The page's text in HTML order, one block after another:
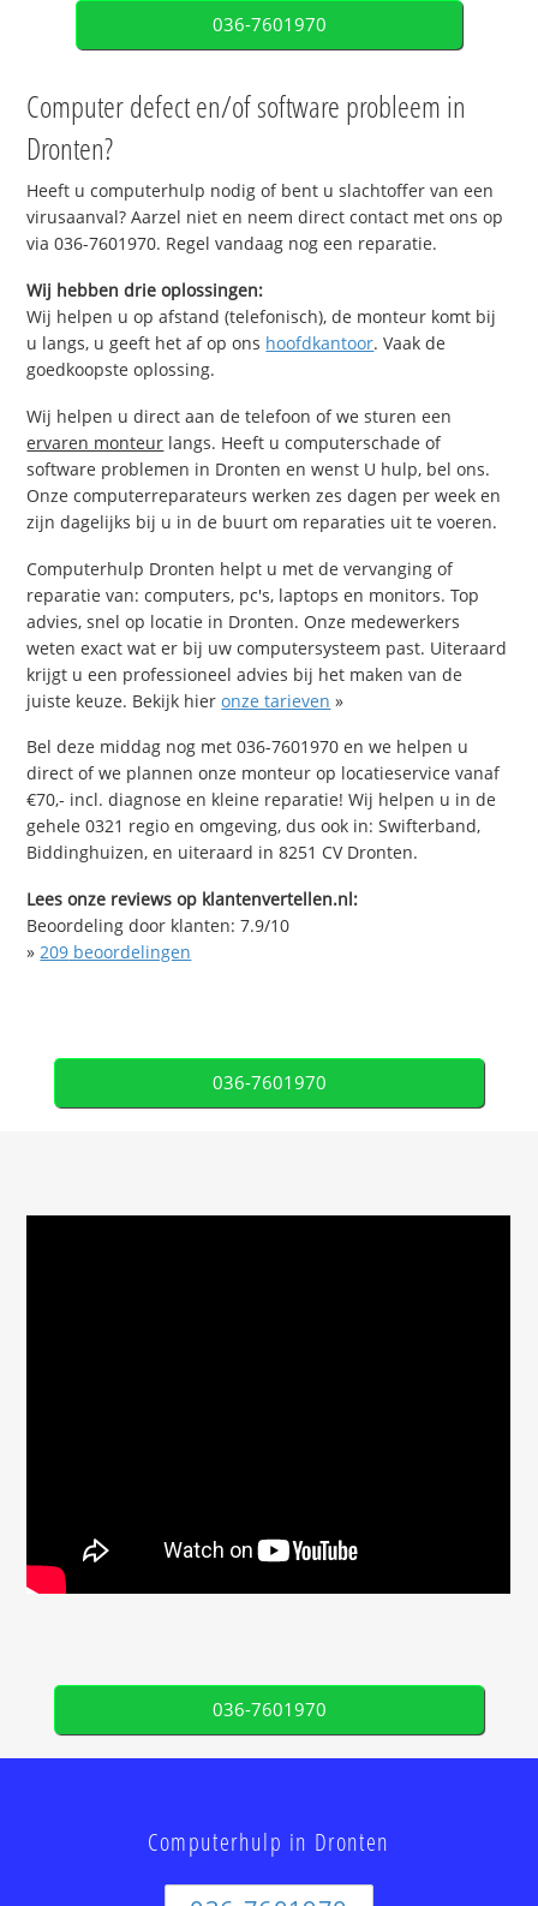
036-7601970
Computer defect en/of software probleem in
Dronten?
Heeft u computerhulp nodig of bent u slachtoffer van een
virusaanval? Aarzel niet en neem direct contact met ons op
via 036-7601970. Regel vandaag nog een reparatie.
Wij hebben drie oplossingen:
Wij helpen u op afstand (telefonisch), de monteur komt bij
u langs, u geeft het af op ons hoofdkantoor. Vaak de
goedkoopste oplossing.
Wij helpen u direct aan de telefoon of we sturen een
ervaren monteur langs. Heeft u computerschade of
software problemen in Dronten en wenst U hulp, bel ons.
Onze computerreparateurs werken zes dagen per week en
zijn dagelijks bij u in de buurt om reparaties uit te voeren.
Computerhulp Dronten helpt u met de vervanging of
reparatie van: computers, pc's, laptops en monitors. Top
advies, snel op locatie in Dronten. Onze medewerkers
weten exact wat er bij uw computersysteem past. Uiteraard
krijgt u een professioneel advies bij het maken van de
juiste keuze. Bekijk hieronze tarieven »
Bel deze middag nog met 036-7601970 en we helpen u
direct of we plannen onze monteur op locatieservice vanaf
€70,- incl. diagnose en kleine reparatie! Wij helpen u in de
gehele 0321 regio en omgeving, dus ook in: Swifterband,
Biddinghuizen, en uiteraard in 8251 CV Dronten.
Lees onze reviews op klantenvertellen.nl:
Beoordeling door klanten:7.9/10
»209 beoordelingen
036-7601970
036-7601970
Computerhulp in Dronten